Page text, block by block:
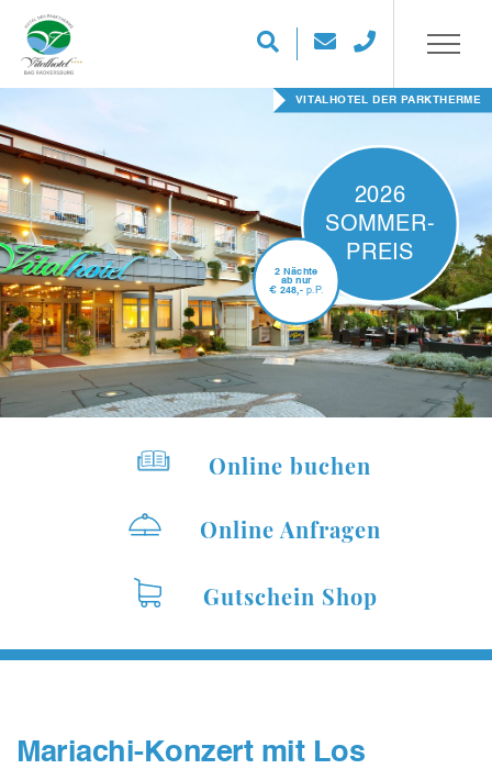
VITALHOTEL DER PARKTHERME
2026
SOMMER-
PREIS
2 Nächte
ab nur
€ 248,- p.P.
Online buchen
Online Anfragen
Gutschein Shop
Mariachi-Konzert mit Los